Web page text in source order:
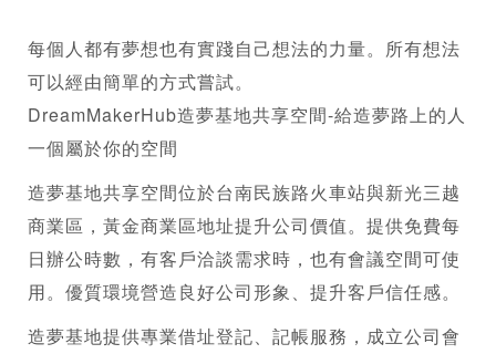
每個人都有夢想也有實踐自己想法的力量。所有想法
可以經由簡單的方式嘗試。
DreamMakerHub造夢基地共享空間-給造夢路上的人
一個屬於你的空間
造夢基地共享空間位於台南民族路火車站與新光三越
商業區，黃金商業區地址提升公司價值。提供免費每
日辦公時數，有客戶洽談需求時，也有會議空間可使
用。優質環境營造良好公司形象、提升客戶信任感。
造夢基地提供專業借址登記 、記帳服務，成立公司會